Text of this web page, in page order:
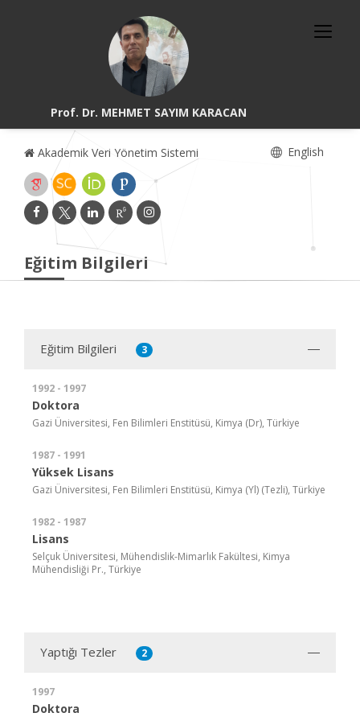
Prof. Dr. MEHMET SAYIM KARACAN
Akademik Veri Yönetim Sistemi English
Eğitim Bilgileri
Eğitim Bilgileri 3
1992 - 1997
Doktora
Gazi Üniversitesi, Fen Bilimleri Enstitüsü, Kimya (Dr), Türkiye
1987 - 1991
Yüksek Lisans
Gazi Üniversitesi, Fen Bilimleri Enstitüsü, Kimya (Yl) (Tezli), Türkiye
1982 - 1987
Lisans
Selçuk Üniversitesi, Mühendislik-Mimarlık Fakültesi, Kimya
Mühendisliği Pr., Türkiye
Yaptığı Tezler 2
1997
Doktora